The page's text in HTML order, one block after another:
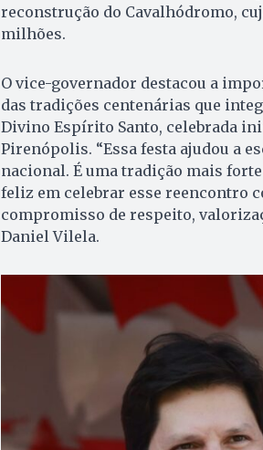
reconstrução do Cavalhódromo,
milhões.
O vice-governador destacou a
das tradições centenárias que
Divino Espírito Santo, celebrada
Pirenópolis. “Essa festa ajudou a
nacional. É uma tradição mais
feliz em celebrar esse reencontro
compromisso de respeito,
Daniel Vilela.